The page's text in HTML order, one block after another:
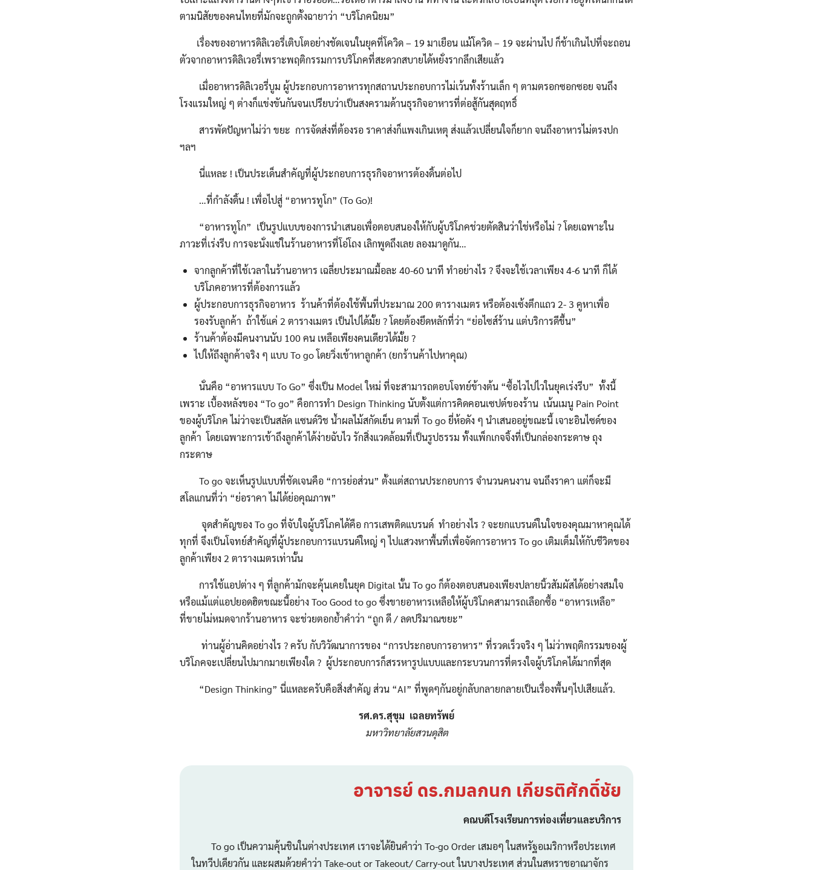
Search
Search
ตามนิสัยของคนไทยที่มักจะถูกตั้งฉายาว่า “บริโภคนิยม”
เรื่องของอาหารดิลิเวอรี่เติบโตอย่างชัดเจนในยุคที่โควิด – 19 มาเยือน แม้โควิด – 19 จะผ่านไป ก็ช้าเกินไปที่จะถอน
ตัวจากอาหารดิลิเวอรี่เพราะพฤติกรรมการบริโภคที่สะดวกสบายได้หยั่งรากลึกเสียแล้ว
เมื่ออาหารดิลิเวอรี่บูม ผู้ประกอบการอาหารทุกสถานประกอบการไม่เว้นทั้งร้านเล็ก ๆ ตามตรอกซอกซอย จนถึง
โรงแรมใหญ่ ๆ ต่างก็แข่งขันกันจนเปรียบว่าเป็นสงครามด้านธุรกิจอาหารที่ต่อสู้กันสุดฤทธิ์
สารพัดปัญหาไม่ว่า ขยะ การจัดส่งที่ต้องรอ ราคาส่งก็แพงเกินเหตุ ส่งแล้วเปลี่ยนใจก็ยาก จนถึงอาหารไม่ตรงปก
ฯลฯ
นี่แหละ ! เป็นประเด็นสำคัญที่ผู้ประกอบการธุรกิจอาหารต้องดิ้นต่อไป
…ที่กำลังดิ้น ! เพื่อไปสู่ “อาหารทูโก” (To Go)!
“อาหารทูโก” เป็นรูปแบบของการนำเสนอเพื่อตอบสนองให้กับผู้บริโภคช่วยตัดสินว่าใช่หรือไม่ ? โดยเฉพาะใน
ภาวะที่เร่งรีบ การจะนั่งแช่ในร้านอาหารที่โอ่โถง เลิกพูดถึงเลย ลองมาดูกัน…
จากลูกค้าที่ใช้เวลาในร้านอาหาร เฉลี่ยประมาณมื้อละ 40-60 นาที ทำอย่างไร ? จึงจะใช้เวลาเพียง 4-6 นาที ก็ได้
บริโภคอาหารที่ต้องการแล้ว
ผู้ประกอบการธุรกิจอาหาร ร้านค้าที่ต้องใช้พื้นที่ประมาณ 200 ตารางเมตร หรือต้องเซ้งตึกแถว 2- 3 คูหาเพื่อ
รองรับลูกค้า ถ้าใช้แค่ 2 ตารางเมตร เป็นไปได้มั้ย ? โดยต้องยึดหลักที่ว่า “ย่อไซส์ร้าน แต่บริการดีขึ้น”
ร้านค้าต้องมีคนงานนับ 100 คน เหลือเพียงคนเดียวได้มั้ย ?
ไปให้ถึงลูกค้าจริง ๆ แบบ To go โดยวิ่งเข้าหาลูกค้า (ยกร้านค้าไปหาคุณ)
นั่นคือ “อาหารแบบ To Go” ซึ่งเป็น Model ใหม่ ที่จะสามารถตอบโจทย์ข้างต้น “ซื้อไวไปไวในยุคเร่งรีบ” ทั้งนี้
เพราะ เบื้องหลังของ “To go” คือการทำ Design Thinking นับตั้งแต่การคิดคอนเซปต์ของร้าน เน้นเมนู Pain Point
ของผู้บริโภค ไม่ว่าจะเป็นสลัด แซนด์วิช น้ำผลไม้สกัดเย็น ตามที่ To go ยี่ห้อดัง ๆ นำเสนออยู่ขณะนี้ เจาะอินไซด์ของ
ลูกค้า โดยเฉพาะการเข้าถึงลูกค้าได้ง่ายฉับไว รักสิ่งแวดล้อมที่เป็นรูปธรรม ทั้งแพ็กเกจจิ้งที่เป็นกล่องกระดาษ ถุง
กระดาษ
To go จะเห็นรูปแบบที่ชัดเจนคือ “การย่อส่วน” ตั้งแต่สถานประกอบการ จำนวนคนงาน จนถึงราคา แต่ก็จะมี
สโลแกนที่ว่า “ย่อราคา ไม่ได้ย่อคุณภาพ”
จุดสำคัญของ To go ที่จับใจผู้บริโภคได้คือ การเสพติดแบรนด์ ทำอย่างไร ? จะยกแบรนด์ในใจของคุณมาหาคุณได้
ทุกที่ จึงเป็นโจทย์สำคัญที่ผู้ประกอบการแบรนด์ใหญ่ ๆ ไปแสวงหาพื้นที่เพื่อจัดการอาหาร To go เติมเต็มให้กับชีวิตของ
ลูกค้าเพียง 2 ตารางเมตรเท่านั้น
การใช้แอปต่าง ๆ ที่ลูกค้ามักจะคุ้นเคยในยุค Digital นั้น To go ก็ต้องตอบสนองเพียงปลายนิ้วสัมผัสได้อย่างสมใจ
หรือแม้แต่แอปยอดฮิตขณะนี้อย่าง Too Good to go ซึ่งขายอาหารเหลือให้ผู้บริโภคสามารถเลือกซื้อ “อาหารเหลือ”
ที่ขายไม่หมดจากร้านอาหาร จะช่วยตอกย้ำคำว่า “ถูก ดี / ลดปริมาณขยะ”
ท่านผู้อ่านคิดอย่างไร ? ครับ กับวิวัฒนาการของ “การประกอบการอาหาร” ที่รวดเร็วจริง ๆ ไม่ว่าพฤติกรรมของผู้
บริโภคจะเปลี่ยนไปมากมายเพียงใด ? ผู้ประกอบการก็สรรหารูปแบบและกระบวนการที่ตรงใจผู้บริโภคได้มากที่สุด
“Design Thinking” นี่แหละครับคือสิ่งสำคัญ ส่วน “AI” ที่พูดๆกันอยู่กลับกลายกลายเป็นเรื่องพื้นๆไปเสียแล้ว.
รศ.ดร.สุขุม เฉลยทรัพย์
มหาวิทยาลัยสวนดุสิต
อาจารย์ ดร.กมลกนก เกียรติศักดิ์ชัย
คณบดีโรงเรียนการท่องเที่ยวและบริการ
To go เป็นความคุ้นชินในต่างประเทศ เราจะได้ยินคำว่า To-go Order เสมอๆ ในสหรัฐอเมริกาหรือประเทศ
ในทวีปเดียวกัน และผสมด้วยคำว่า Take-out or Takeout/ Carry-out ในบางประเทศ ส่วนในสหราชอาณาจักร